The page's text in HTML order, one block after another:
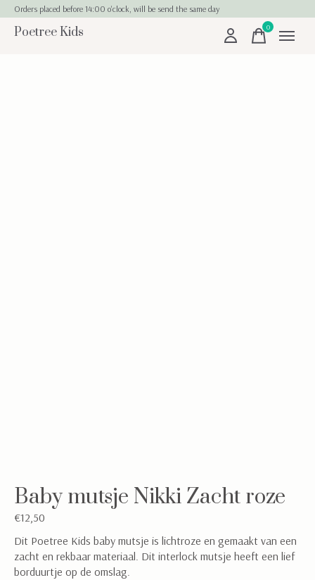
Orders placed before 14:00 o'clock, will be send the same day
Poetree Kids 0items
Baby mutsje Nikki Zacht roze
€12,50
Dit Poetree Kids baby mutsje is lichtroze en gemaakt van een
zacht en rekbaar materiaal. Dit interlock mutsje heeft een lief
borduurtje op de omslag.